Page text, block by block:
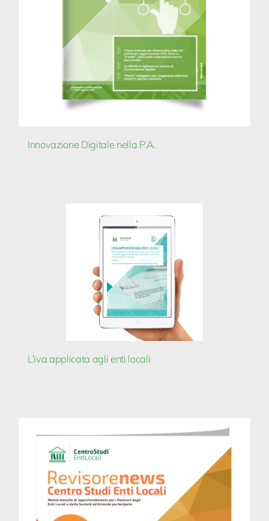
Innovazione Digitale nella P.A.
L’iva applicata agli enti locali